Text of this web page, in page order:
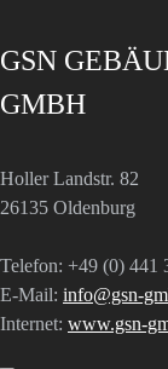
GSN
GMBH
Holler Landstr. 82
26135 Oldenburg
Telefon: +49 (0) 441
E-Mail: info@gsn-
Internet: www.gsn-